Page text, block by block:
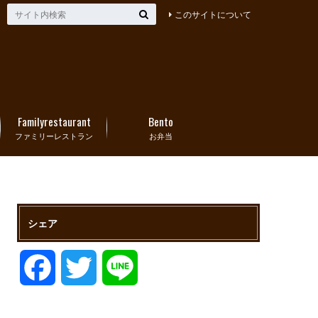
このサイトについて
ファミリーレストラン
Familyrestaurant
お弁当
Bento
シェア